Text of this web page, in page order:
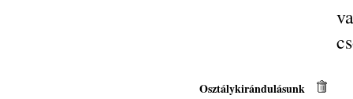
Osztálykirándulásunk